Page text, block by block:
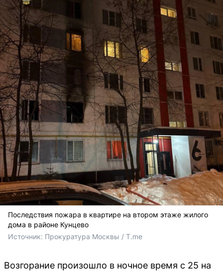
Последствия пожара в квартире на втором этаже жилого
дома в районе Кунцево
Источник: Прокуратура Москвы / T.me
Возгорание произошло в ночное время с 25 на